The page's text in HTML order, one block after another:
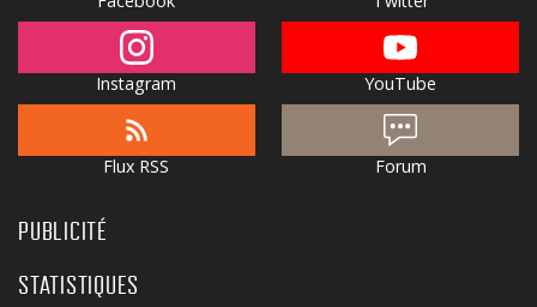
Instagram YouTube
Flux RSS Forum
PUBLICITÉ
STATISTIQUES